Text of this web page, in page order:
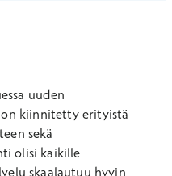
uuden
on kiinnitetty erityistä
sekä
olisi kaikille
skaalautuu hyvin